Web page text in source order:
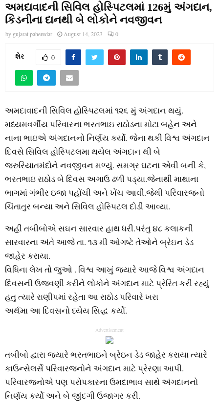
અમદાવાદની સિવિલ હોસ્પિટલમાં 126મું અંગદાન,
કિડનીના દાનથી બે લોકોને નવજીવન
by gujarat paheredar August 14, 2023 0
શેર 0
અમદાવાદની સિવિલ હોસ્પિટલમાં ૧૨૬ મું અંગદાન થયું.
મધ્યમવર્ગીય પરિવારના ભરતભાઇ રાઠોડના મોટા બહેન અને
નાના ભાઇએ અંગદાનનો નિર્ણય કર્યો. જેના થકી વિશ્વ અંગદાન
દિવસે સિવિલ હોસ્પિટલમા થયેલ અંગદાન થી બે
જરુરિયાતમંદોને નવજીવન મળ્યું. સમગ્ર ઘટના એવી બની કે,
ભરતભાઇ રાઠોડ બે દિવસ અગાઉ ઢળી પડ્યા.જેનાથી માથાના
ભાગમાં ગંભીર ઇજા પહોંચી અને ખેંચ આવી.જેથી પરિવારજનો
ચિંતાતુર બન્યા અને સિવિલ હોસ્પિટલ દોડી આવ્યા.
અહીં તબીબોએ સઘન સારવાર હાથ ધરી.પરંતુ ૪૮ કલાકની
સારવારના અંતે આજે તા. ૧૩ મી ઓગષ્ટે તેઓને બ્રેઇન ડેડ
જાહેર કરાયા.
વિધિના લેખ તો જુઓ . વિશ્વ આખું જ્યારે આજે વિશ્વ અંગદાન
દિવસની ઉજવણી કરીને લોકોને અંગદાન માટે પ્રેરિત કરી રહ્યું
હતુ ત્યારે રાણીપમાં રહેતા આ રાઠોડ પરિવારે ખરા
અર્થમા આ દિવસનો ધ્યેય સિદ્ધ કર્યો.
Advertisement
તબીબો દ્વારા જ્યારે ભરતભાઇને બ્રેઇન ડેડ જાહેર કરાયા ત્યારે
કાઉન્સેલર્સે પરિવારજનોને અંગદાન માટે પ્રેરણા આપી.
પરિવારજનોએ પણ પરોપકારના ઉમદાભાવ સાથે અંગદાનનો
નિર્ણય કર્યો અને બે જીંદગી ઉજાગર કરી.